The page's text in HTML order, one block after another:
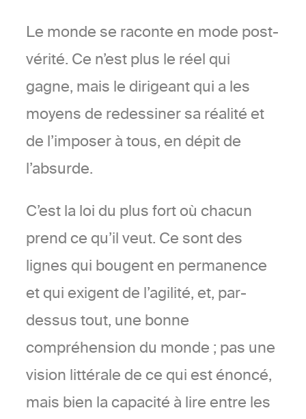
Le monde se raconte en mode post-
vérité. Ce n’est plus le réel qui
gagne, mais le dirigeant qui a les
moyens de redessiner sa réalité et
de l’imposer à tous, en dépit de
l’absurde.
C’est la loi du plus fort où chacun
prend ce qu’il veut. Ce sont des
lignes qui bougent en permanence
et qui exigent de l’agilité, et, par-
dessus tout, une bonne
compréhension du monde ; pas une
vision littérale de ce qui est énoncé,
mais bien la capacité à lire entre les